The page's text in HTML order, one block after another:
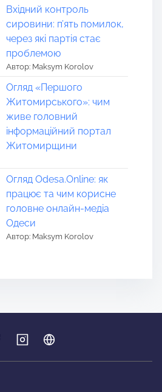
Вхідний контроль
сировини: п’ять помилок,
через які партія стає
проблемою
Автор: Maksym Korolov
Огляд «Першого
Житомирського»: чим
живе головний
інформаційний портал
Житомирщини
Огляд Odesa.Online: як
працює та чим корисне
головне онлайн-медіа
Одеси
Автор: Maksym Korolov